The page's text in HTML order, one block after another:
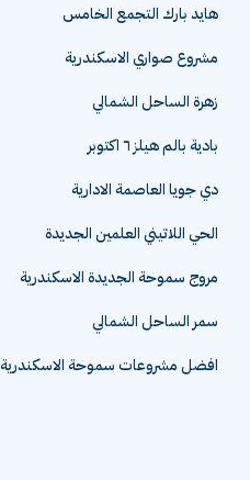
هايد بارك التجمع الخامس
مشروع صواري الاسكندرية
زهرة الساحل الشمالي
بادية بالم هيلز ٦ اكتوبر
دي جويا العاصمة الادارية
الحي اللاتيني العلمين الجديدة
مروج سموحة الجديدة الاسكندرية
سمر الساحل الشمالي
افضل مشروعات سموحة الاسكندرية